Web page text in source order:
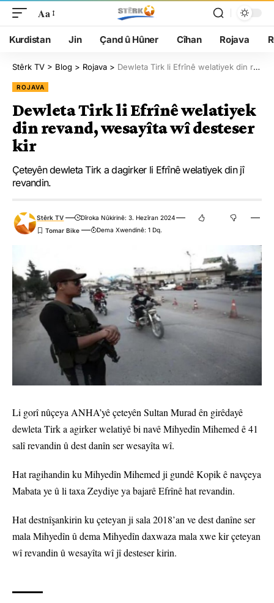
Aa
Kurdistan Jin Çand û Hûner Cîhan Rojava
Stêrk TV > Blog > Rojava > Dewleta Tirk li Efrînê welatiyek din revand, wesayîta wî desteser kir
ROJAVA
Dewleta Tirk li Efrînê welatiyek
din revand, wesayîta wî desteser
kir
Çeteyên dewleta Tirk a dagirker li Efrînê welatiyek din jî
revandin.
Stêrk TV
Dîroka Nûkirinê: 3. Hezîran 2024
Dema Xwendinê: 1 Dq.
Li gorî nûçeya ANHA’yê çeteyên Sultan Murad ên girêdayê
dewleta Tirk a agirker welatiyê bi navê Mihyedîn Mihemed ê 41
salî revandin û dest danîn ser wesayîta wî.
Hat ragihandin ku Mihyedîn Mihemed ji gundê Kopik ê navçeya
Mabata ye û li taxa Zeydiye ya bajarê Efrînê hat revandin.
Hat destnîşankirin ku çeteyan ji sala 2018’an ve dest danîne ser
mala Mihyedîn û dema Mihyedîn daxwaza mala xwe kir çeteyan
wî revandin û wesayîta wî jî desteser kirin.